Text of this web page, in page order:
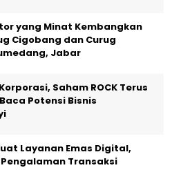
yang Minat Kembangkan
Cigobang dan Curug
Jabar
Saham ROCK Terus
Potensi Bisnis
Layanan Emas Digital,
Transaksi